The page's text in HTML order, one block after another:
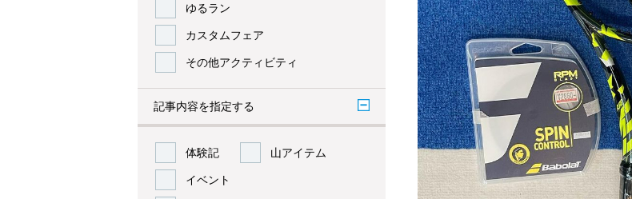
ゆるラン
カスタムフェア
その他アクティビティ
記事内容を指定する
体験記 山アイテム
イベント